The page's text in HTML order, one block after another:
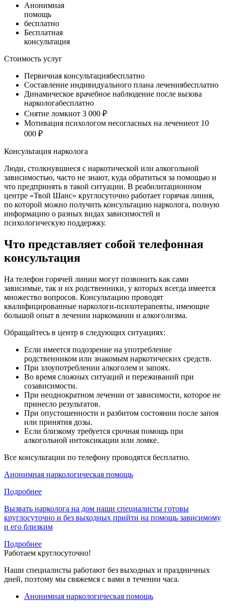
Анонимная
помощь
бесплатно
Бесплатная
консультация
Стоимость услуг
Первичная консультациябесплатно
Составление индивидуального плана лечениябесплатно
Динамическое врачебное наблюдение после вызова
наркологабесплатно
Снятие ломкиот 3 000 ₽
Мотивация психологом несогласных на лечениеот 10
000 ₽
Консультация нарколога
Люди, столкнувшиеся с наркотической или алкогольной
зависимостью, часто не знают, куда обратиться за помощью и
что предпринять в такой ситуации. В реабилитационном
центре «Твой Шанс» круглосуточно работает горячая линия,
по которой можно получить консультацию нарколога, полную
информацию о разных видах зависимостей и
психологическую поддержку.
Что представляет собой телефонная
консультация
На телефон горячей линии могут позвонить как сами
зависимые, так и их родственники, у которых всегда имеется
множество вопросов. Консультацию проводят
квалифицированные наркологи-психотерапевты, имеющие
большой опыт в лечении наркомании и алкоголизма.
Обращайтесь в центр в следующих ситуациях:
Если имеется подозрение на употребление
родственником или знакомым наркотических средств.
При злоупотреблении алкоголем и запоях.
Во время сложных ситуаций и переживаний при
созависимости.
При неоднократном лечении от зависимости, которое не
принесло результатов.
При опустошенности и разбитом состоянии после запоя
или принятия дозы.
Если близкому требуется срочная помощь при
алкогольной интоксикации или ломке.
Все консультации по телефону проводятся бесплатно.
Анонимная наркологическая помощь
Подробнее
Вызвать нарколога на дом наши специалисты готовы
круглосуточно и без выходных прийти на помощь зависимому
и его близким
Подробнее
Работаем круглосуточно!
Наши специалисты работают без выходных и праздничных
дней, поэтому мы свяжемся с вами в течении часа.
Анонимная наркологическая помощь